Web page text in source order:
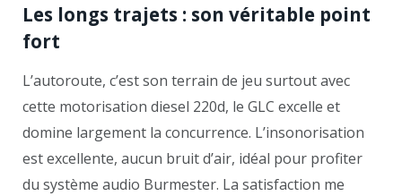
Les longs trajets : son véritable point
fort
L’autoroute, c’est son terrain de jeu surtout avec
cette motorisation diesel 220d, le GLC excelle et
domine largement la concurrence. L’insonorisation
est excellente, aucun bruit d’air, idéal pour profiter
du système audio Burmester. La satisfaction me